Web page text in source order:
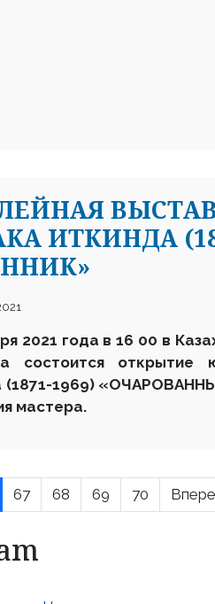
ИТКИНДА
2021 года в 16 00 в
состоится открытие
(1871-1969)
мастера.
67 68 69 70